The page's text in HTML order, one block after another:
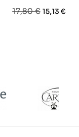
Prezzo
17,80 € Prezzo
15,13 €